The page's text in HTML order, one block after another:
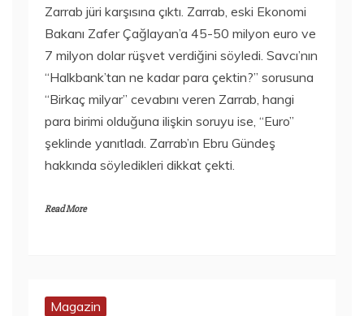
Zarrab jüri karşısına çıktı. Zarrab, eski Ekonomi
Bakanı Zafer Çağlayan’a 45-50 milyon euro ve
7 milyon dolar rüşvet verdiğini söyledi. Savcı’nın
“Halkbank’tan ne kadar para çektin?” sorusuna
“Birkaç milyar” cevabını veren Zarrab, hangi
para birimi olduğuna ilişkin soruyu ise, “Euro”
şeklinde yanıtladı. Zarrab’ın Ebru Gündeş
hakkında söyledikleri dikkat çekti.
Read More
Magazin